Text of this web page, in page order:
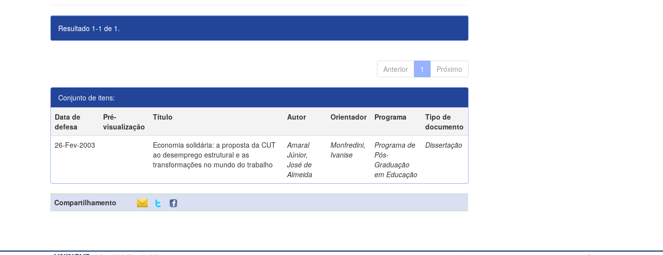
Resultado 1-1 de 1.
Anterior 1 Próximo
Conjunto de itens:
Data de
defesa
Pré-
visualização
Título Autor Orientador Programa
Tipo de
documento
26-Fev-2003
Economia solidária: a proposta da CUT
ao desemprego estrutural e as
transformações no mundo do trabalho
Amaral
Júnior,
José de
Almeida
Monfredini,
Ivanise
Programa de
Pós-
Graduação
em Educação
Dissertação
Compartilhamento